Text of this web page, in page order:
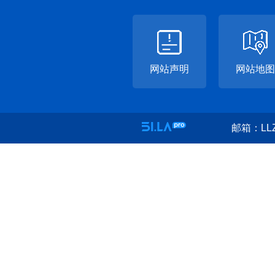
网站声明 网站地图
邮箱：